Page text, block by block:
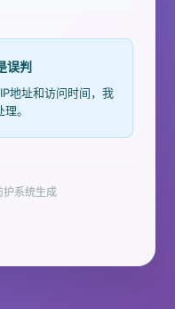
误判
地址和访问时间，我
。
护系统生成